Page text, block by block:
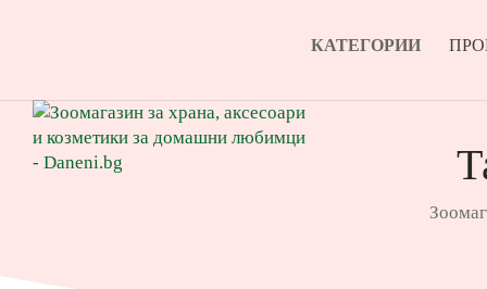
КАТЕГОРИИ